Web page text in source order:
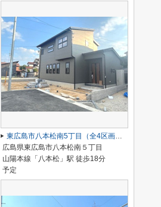
東広島市八本松南5丁目（全4区画）No２
広島県東広島市八本松南５丁目
山陽本線「八本松」駅 徒歩18分
予定